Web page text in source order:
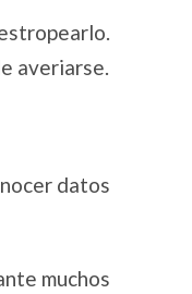
averiarse.
datos
muchos